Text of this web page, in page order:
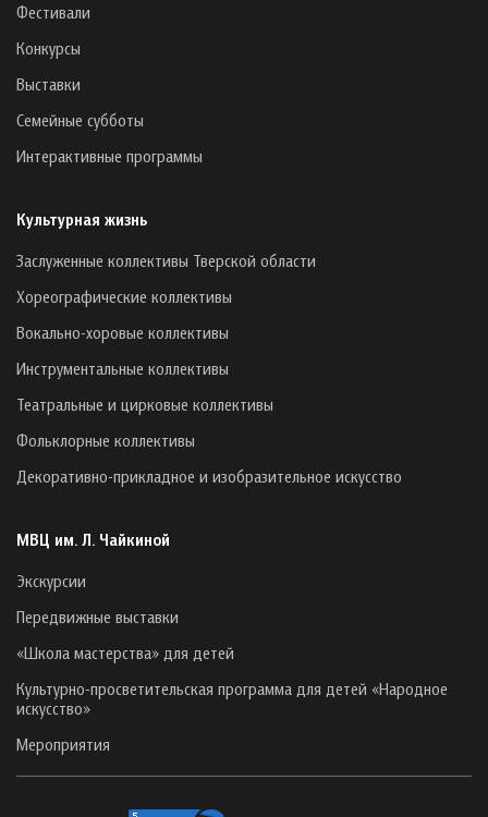
Фестивали
Конкурсы
Выставки
Семейные субботы
Интерактивные программы
Культурная жизнь
Заслуженные коллективы Тверской области
Хореографические коллективы
Вокально-хоровые коллективы
Инструментальные коллективы
Театральные и цирковые коллективы
Фольклорные коллективы
Декоративно-прикладное и изобразительное искусство
МВЦ им. Л. Чайкиной
Экскурсии
Передвижные выставки
«Школа мастерства» для детей
Культурно-просветительская программа для детей «Народное
искусство»
Мероприятия